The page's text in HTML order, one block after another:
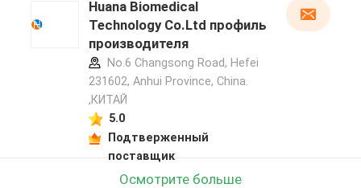
Huana Biomedical
Technology Co.Ltd профиль
производителя
No.6 Changsong Road, Hefei
231602, Anhui Province, China.
,КИТАЙ
5.0
Подтверженный
поставщик
Осмотрите больше